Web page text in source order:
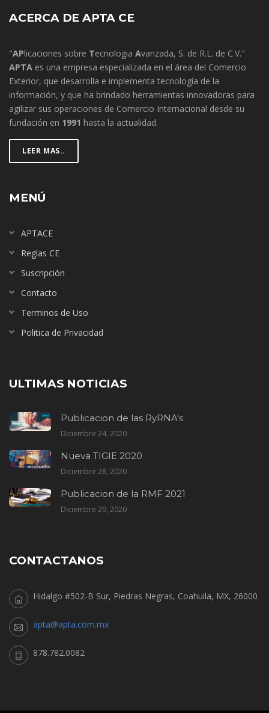
ACERCA DE APTA CE
"APlicaciones sobre Tecnologia Avanzada, S. de R.L. de C.V."
APTA es una empresa especializada en el área del Comercio
Exterior, que desarrolla e implementa tecnología de la
información, y que ha brindado herramientas innovadoras para
agilizar sus operaciones de Comercio Internacional desde su
fundación en 1991 hasta la actualidad.
LEER MAS..
MENÚ
APTACE
Reglas CE
Suscripción
Contacto
Terminos de Uso
Politica de Privacidad
ULTIMAS NOTICIAS
Publicacion de las RyRNA's
Diciembre 24, 2020
Nueva TIGIE 2020
Diciembre 28, 2020
Publicacion de la RMF 2021
Diciembre 29, 2020
CONTACTANOS
Hidalgo #502-B Sur, Piedras Negras, Coahuila, MX, 26000
apta@apta.com.mx
878.782.0082